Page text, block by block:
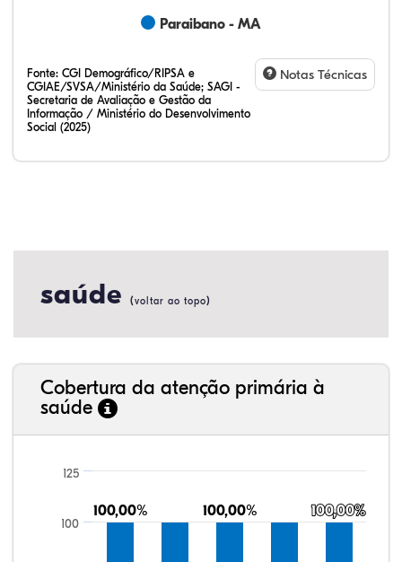
Paraibano - MA
Fonte: CGI Demográfico/RIPSA e
CGIAE/SVSA/Ministério da Saúde; SAGI -
Secretaria de Avaliação e Gestão da
Informação / Ministério do Desenvolvimento
Social (2025)
Notas Técnicas
saúde (voltar ao topo)
Cobertura da atenção primária à
saúde
100,00%
100,00% 100,00%
100,00% 100,00%
100,00%
100
125